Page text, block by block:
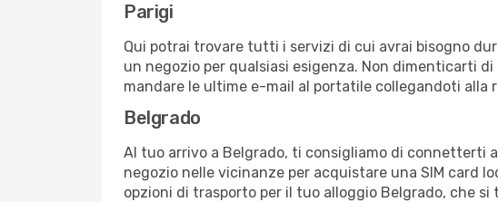
Parigi
Qui potrai trovare tutti i servizi di cui avrai bisogno
un negozio per qualsiasi esigenza. Non dimenticarti
mandare le ultime e-mail al portatile collegandoti alla
Belgrado
Al tuo arrivo a Belgrado, ti consigliamo di connetterti
negozio nelle vicinanze per acquistare una SIM card
opzioni di trasporto per il tuo alloggio Belgrado, che